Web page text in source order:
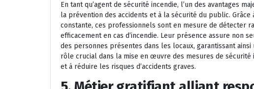
En tant qu’agent de sécurité incendie, l’un des avantages
la prévention des accidents et à la sécurité du public.
constante, ces professionnels sont en mesure de détecter
efficacement en cas d’incendie. Leur présence assure non
des personnes présentes dans les locaux, garantissant
rôle crucial dans la mise en œuvre des mesures de
et à réduire les risques d’accidents graves.